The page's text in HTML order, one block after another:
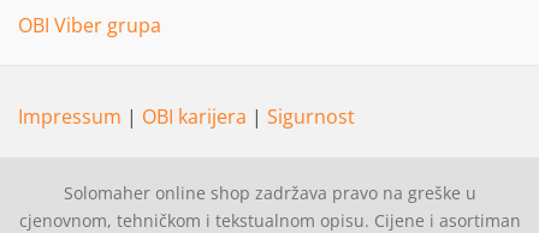
OBI Viber grupa
Impressum | OBI karijera | Sigurnost
Solomaher online shop zadržava pravo na greške u
cjenovnom, tehničkom i tekstualnom opisu. Cijene i asortiman